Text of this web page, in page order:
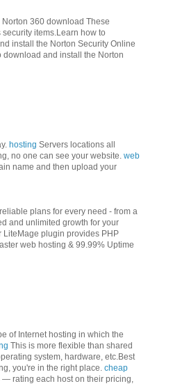
Norton 360 download These
items.Learn how to
install the Norton Security Online
download and install the Norton
hosting Servers locations all
no one can see your website. web
name and then upload your
plans for every need - from a
and unlimited growth for your
LiteMage plugin provides PHP
web hosting & 99.99% Uptime
of Internet hosting in which the
This is more flexible than shared
system, hardware, etc.Best
you're in the right place. cheap
— rating each host on their pricing,